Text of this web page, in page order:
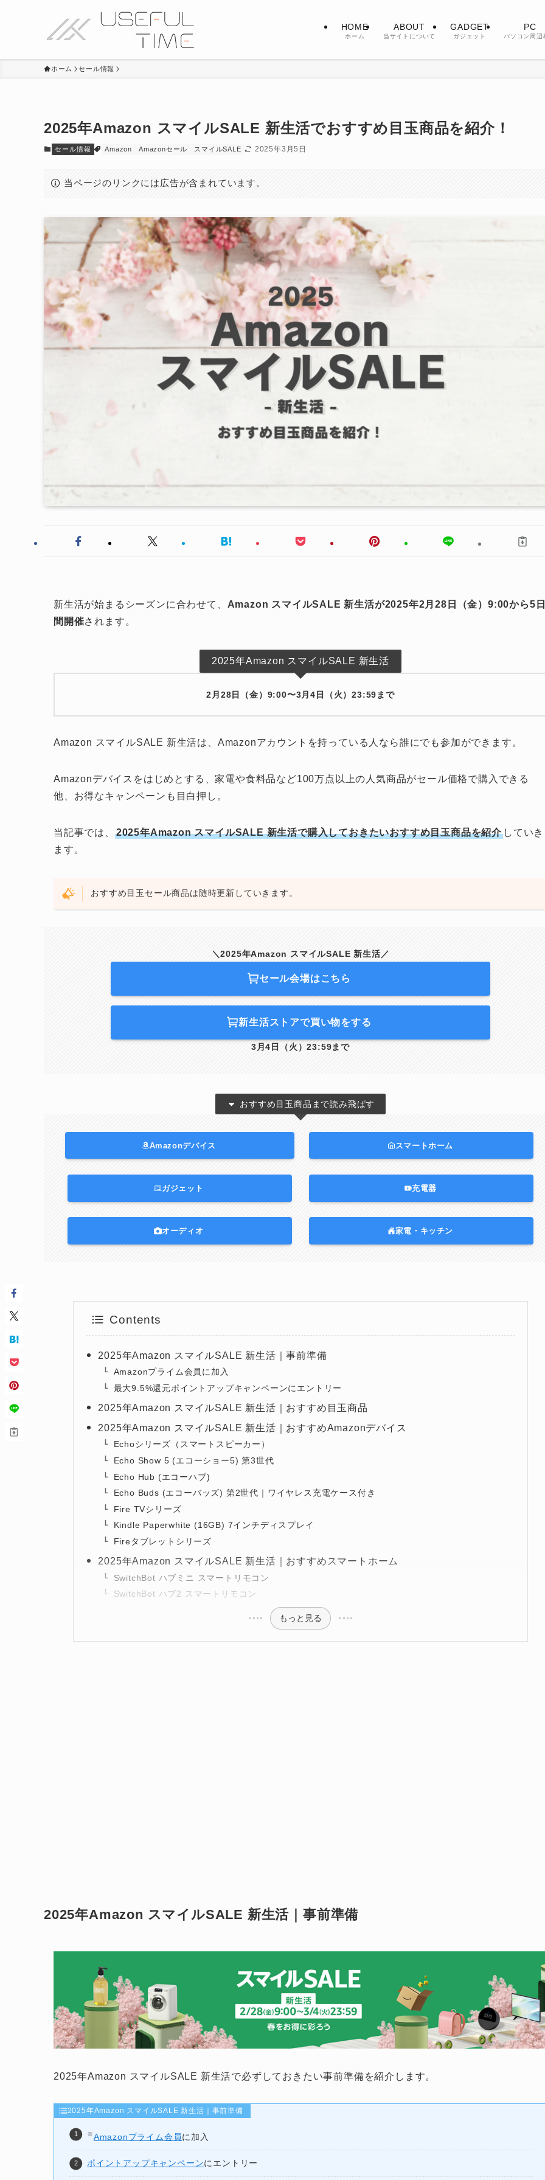
HOME
ホーム
ABOUT
当サイトについて
GADGET
ガジェット
PC
パソコン周辺
ホーム セール情報
2025年Amazon スマイルSALE 新生活でおすすめ目玉商品を紹介！
セール情報 Amazon Amazonセール スマイルSALE 2025年3月5日
当ページのリンクには広告が含まれています。
新生活が始まるシーズンに合わせて、 Amazon スマイルSALE 新生活が2025年2月28日（金）9:00から5日
間開催されます。
2025年Amazon スマイルSALE 新生活
2月28日（金）9:00〜3月4日（火）23:59まで
Amazon スマイルSALE 新生活は、Amazonアカウントを持っている人なら誰にでも参加ができます。
Amazonデバイスをはじめとする、家電や食料品など100万点以上の人気商品がセール価格で購入できる
他、お得なキャンペーンも目白押し。
当記事では、 2025年Amazon スマイルSALE 新生活で購入しておきたいおすすめ目玉商品を紹介 していき
ます。
おすすめ目玉セール商品は随時更新していきます。
＼2025年Amazon スマイルSALE 新生活／
セール会場はこちら
新生活ストアで買い物をする
3月4日（火）23:59まで
おすすめ目玉商品まで読み飛ばす
Amazonデバイス
ガジェット
オーディオ
スマートホーム
充電器
家電・キッチン
Contents
2025年Amazon スマイルSALE 新生活｜事前準備
Amazonプライム会員に加入
最大9.5%還元ポイントアップキャンペーンにエントリー
2025年Amazon スマイルSALE 新生活｜おすすめ目玉商品
2025年Amazon スマイルSALE 新生活｜おすすめAmazonデバイス
Echoシリーズ（スマートスピーカー）
Echo Show 5 (エコーショー5) 第3世代
Echo Hub (エコーハブ)
Echo Buds (エコーバッズ) 第2世代｜ワイヤレス充電ケース付き
Fire TVシリーズ
Kindle Paperwhite (16GB) 7インチディスプレイ
Fireタブレットシリーズ
2025年Amazon スマイルSALE 新生活｜おすすめスマートホーム
SwitchBot ハブミニ スマートリモコン
SwitchBot ハブ2 スマートリモコン
もっと見る
2025年Amazon スマイルSALE 新生活｜事前準備
2025年Amazon スマイルSALE 新生活で必ずしておきたい事前準備を紹介します。
2025年Amazon スマイルSALE 新生活｜事前準備
※Amazonプライム会員に加入
ポイントアップキャンペーンにエントリー